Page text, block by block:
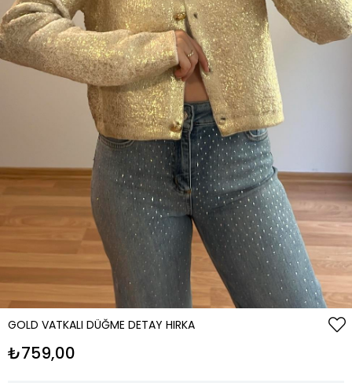
GOLD VATKALI DÜĞME DETAY HIRKA
₺759,00